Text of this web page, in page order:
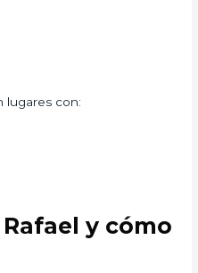
lugares con:
y cómo